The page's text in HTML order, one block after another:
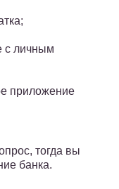
с личным
приложение
тогда вы
банка.